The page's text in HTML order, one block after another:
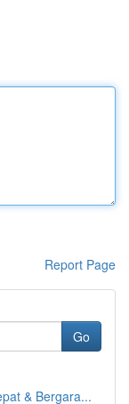
Report Page
Go
& Bergara...